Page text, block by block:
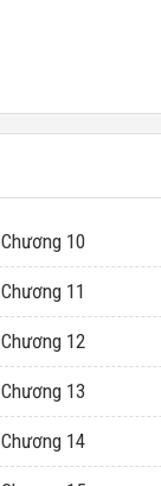
Chương 10
Chương 11
Chương 12
Chương 13
Chương 14